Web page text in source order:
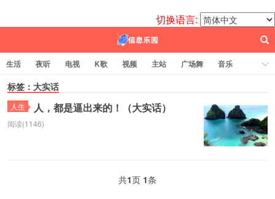
切换语言:
生活 夜听 电视 K歌 视频 主站 广场舞
音乐
歌曲
电台
标签：大实话
人生 人，都是逼出来的！（大实话）
阅读(1146)
共1页 1条